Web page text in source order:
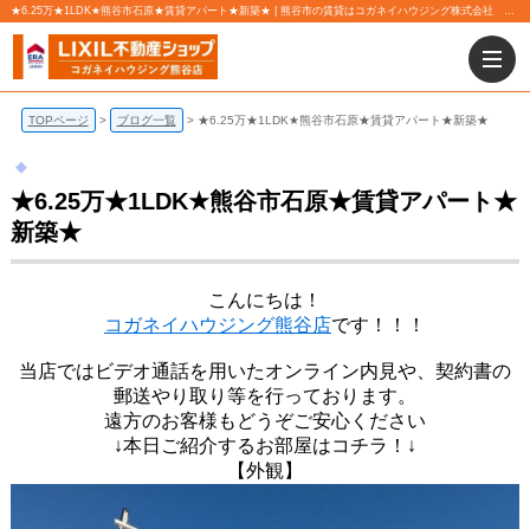
★6.25万★1LDK★熊谷市石原★賃貸アパート★新築★ | 熊谷市の賃貸はコガネイハウジング株式会社 熊谷店にお任せ下さい！
TOPページ ブログ一覧 ★6.25万★1LDK★熊谷市石原★賃貸アパート★新築★
★6.25万★1LDK★熊谷市石原★賃貸アパート★
新築★
こんにちは！
コガネイハウジング熊谷店です！！！
当店ではビデオ通話を用いたオンライン内見や、契約書の
郵送やり取り等を行っております。
遠方のお客様もどうぞご安心ください
↓本日ご紹介するお部屋はコチラ！↓
【外観】